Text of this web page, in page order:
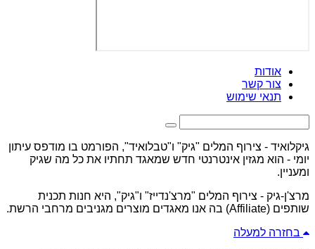
אודות
צור קשר
תנאי שימוש
גיקלואיד - צירוף המלים "גיק" ו"טבלואיד", הפורמט בו מודפס עיתון
יומי - הוא מגזין אינטרנטי חדש שמאגד תחתיו את כל מה שגיק
ומעניין.
מרצ'ן-גיק - צירוף המלים "מרצ'נדייז" ו"גיק", היא חנות תכנית
שותפים (Affiliate) בה אנו מאגדים מוצרים מגניבים מרחבי הרשת.
בחזרה למעלה